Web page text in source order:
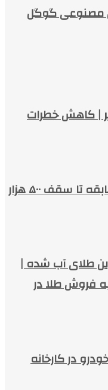
مصنوعی گوگل
نرخ ۲ ماه اخیر | کاهش خطرات
جزئیات ثبت سفارش بدون سابقه تا سقف ۵۰۰ هزار
طلای آب شده |
فروش طلا در
در کارخانه